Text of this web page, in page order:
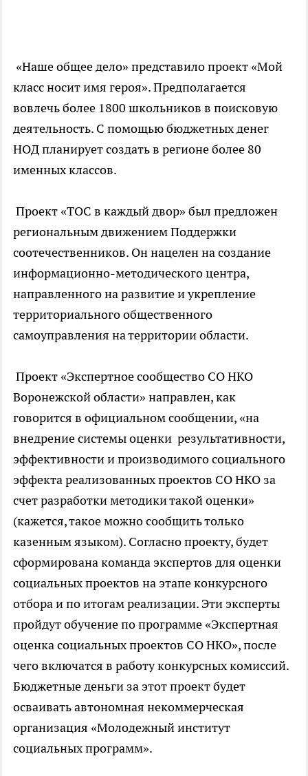
«Наше общее дело» представило проект «Мой
класс носит имя героя». Предполагается
вовлечь более 1800 школьников в поисковую
деятельность. С помощью бюджетных денег
НОД планирует создать в регионе более 80
именных классов.
Проект «ТОС в каждый двор» был предложен
региональным движением Поддержки
соотечественников. Он нацелен на создание
информационно-методического центра,
направленного на развитие и укрепление
территориального общественного
самоуправления на территории области.
Проект «Экспертное сообщество СО НКО
Воронежской области» направлен, как
говорится в официальном сообщении, «на
внедрение системы оценки результативности,
эффективности и производимого социального
эффекта реализованных проектов СО НКО за
счет разработки методики такой оценки»
(кажется, такое можно сообщить только
казенным языком). Согласно проекту, будет
сформирована команда экспертов для оценки
социальных проектов на этапе конкурсного
отбора и по итогам реализации. Эти эксперты
пройдут обучение по программе «Экспертная
оценка социальных проектов СО НКО», после
чего включатся в работу конкурсных комиссий.
Бюджетные деньги за этот проект будет
осваивать автономная некоммерческая
организация «Молодежный институт
социальных программ».